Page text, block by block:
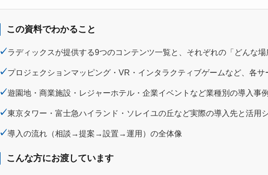
この資料でわかること
✓ラディックスが提供する9つのコンテンツ一覧と、それぞれの「どんな場
✓プロジェクションマッピング・VR・インタラクティブゲームなど、各
✓遊園地・商業施設・レジャーホテル・企業イベントなど業種別の導入事例
✓東京タワー・富士急ハイランド・ソレイユの丘など実際の導入先と活用
✓導入の流れ（相談→提案→設置→運用）の全体像
こんな方にお渡しています